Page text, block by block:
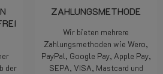
der
ZAHLUNGSMETHODE
Wir bieten mehrere
Zahlungsmethoden wie Wero,
PayPal, Google Pay, Apple Pay,
SEPA, VISA, Mastcard und